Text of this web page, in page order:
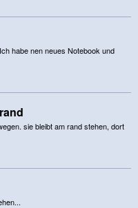
habe nen neues Notebook und
sie bleibt am rand stehen, dort